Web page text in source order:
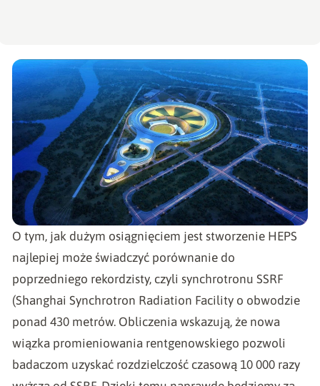
O tym, jak dużym osiągnięciem jest stworzenie HEPS
najlepiej może świadczyć porównanie do
poprzedniego rekordzisty, czyli synchrotronu SSRF
(Shanghai Synchrotron Radiation Facility o obwodzie
ponad 430 metrów. Obliczenia wskazują, że nowa
wiązka promieniowania rentgenowskiego pozwoli
badaczom uzyskać rozdzielczość czasową 10 000 razy